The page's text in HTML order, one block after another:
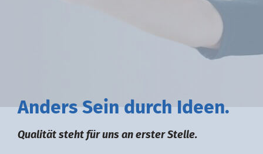
Anders Sein durch deen.
Qualität steht für uns an erster Stelle.